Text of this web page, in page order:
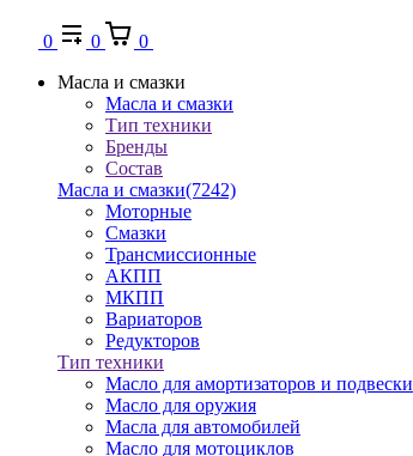
0 0
0
Масла и смазки
Масла и смазки
Тип техники
Бренды
Состав
Масла и смазки(7242)
Моторные
Смазки
Трансмиссионные
АКПП
МКПП
Вариаторов
Редукторов
Тип техники
Масло для амортизаторов и подвески
Масло для оружия
Масла для автомобилей
Масло для мотоциклов